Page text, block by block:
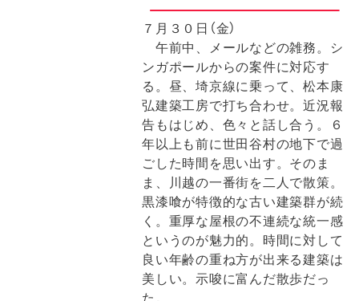
７月３０日（金）
午前中、メールなどの雑務。シ
ンガポールからの案件に対応す
る。昼、埼京線に乗って、松本康
弘建築工房で打ち合わせ。近況報
告もはじめ、色々と話し合う。６
年以上も前に世田谷村の地下で過
ごした時間を思い出す。そのま
ま、川越の一番街を二人で散策。
黒漆喰が特徴的な古い建築群が続
く。重厚な屋根の不連続な統一感
というのが魅力的。時間に対して
良い年齢の重ね方が出来る建築は
美しい。示唆に富んだ散歩だっ